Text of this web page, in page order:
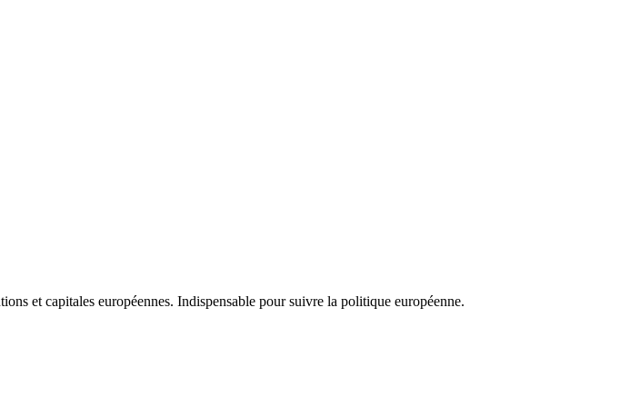
et capitales européennes. Indispensable pour suivre la politique européenne.